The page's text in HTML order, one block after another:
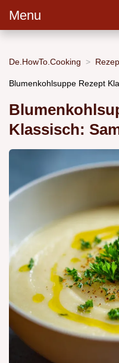
Menu
De.HowTo.Cooking
Blumenkohlsuppe Rezept
Klassisch: